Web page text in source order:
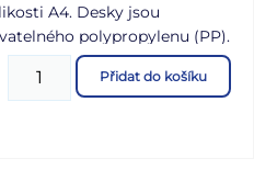
A4. Desky jsou
polypropylenu (PP).
Průměr kroužku: 17 mm
desek: 0,66 mm Barva:
Přidat do košíku